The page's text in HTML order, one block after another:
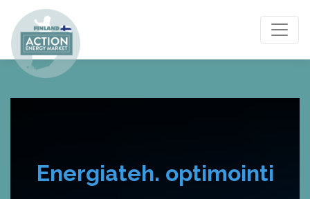
Energiateh. optimointi